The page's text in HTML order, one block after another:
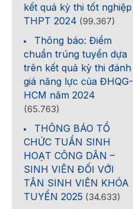
kết quả kỳ thi tốt nghiệp
THPT 2024 (99.367)
Thông báo: Điểm
chuẩn trúng tuyển dựa
trên kết quả kỳ thi đánh
giá năng lực của ĐHQG-
HCM năm 2024
(65.763)
THÔNG BÁO TỔ
CHỨC TUẦN SINH
HOẠT CÔNG DÂN –
SINH VIÊN ĐỐI VỚI
TÂN SINH VIÊN KHÓA
TUYỂN 2025 (34.633)